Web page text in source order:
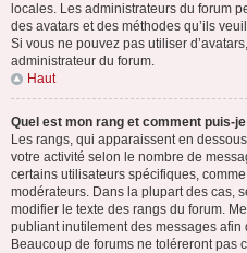
locales. Les administrateurs du forum
des avatars et des méthodes qu’ils
Si vous ne pouvez pas utiliser
administrateur du forum.
Haut
Quel est mon rang et comment puis-
Les rangs, qui apparaissent en
votre activité selon le nombre de
certains utilisateurs spécifiques,
modérateurs. Dans la plupart des cas,
modifier le texte des rangs du forum.
publiant inutilement des messages afin
Beaucoup de forums ne toléreront pas